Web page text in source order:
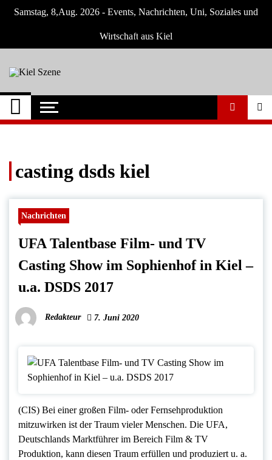
Skip
Samstag, 8,Aug. 2026 - Events, Nachrichten, Uni, Soziales und
Wirtschaft aus Kiel
Kiel Szene
Neuigkeiten und Nachrichten aus Kiel und
Umgebung
casting dsds kiel
Nachrichten
UFA Talentbase Film- und TV
Casting Show im Sophienhof in Kiel –
u.a. DSDS 2017
Redakteur 7. Juni 2020
(CIS) Bei einer großen Film- oder Fernsehproduktion
mitzuwirken ist der Traum vieler Menschen. Die UFA,
Deutschlands Marktführer im Bereich Film & TV
Produktion, kann diesen Traum erfüllen und produziert u. a.